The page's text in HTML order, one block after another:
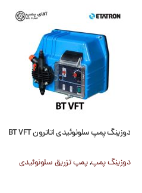
دوزینگ پمپ سلونوئیدی اتاترون BT VFT
دوزینگ پمپ,پمپ تزریق سلونوئیدی